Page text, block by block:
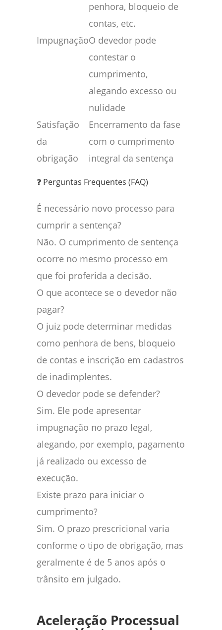
penhora, bloqueio de
contas, etc.
ImpugnaçãoO devedor pode
contestar o
cumprimento,
alegando excesso ou
nulidade
Satisfação
da
obrigação
Encerramento da fase
com o cumprimento
integral da sentença
❓ Perguntas Frequentes (FAQ)
É necessário novo processo para
cumprir a sentença?
Não. O cumprimento de sentença
ocorre no mesmo processo em
que foi proferida a decisão.
O que acontece se o devedor não
pagar?
O juiz pode determinar medidas
como penhora de bens, bloqueio
de contas e inscrição em cadastros
de inadimplentes.
O devedor pode se defender?
Sim. Ele pode apresentar
impugnação no prazo legal,
alegando, por exemplo, pagamento
já realizado ou excesso de
execução.
Existe prazo para iniciar o
cumprimento?
Sim. O prazo prescricional varia
conforme o tipo de obrigação, mas
geralmente é de 5 anos após o
trânsito em julgado.
Aceleração Processual